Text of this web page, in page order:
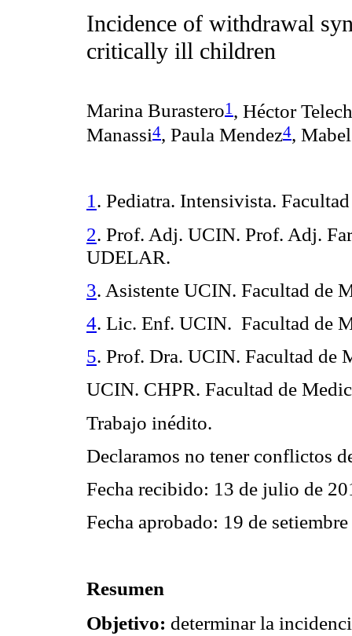
Incidence of withdrawal
critically ill children
Marina Burastero1 , Héctor
Manassi4, Paula Mendez4,
1 . Pediatra. Intensivista.
2. Prof. Adj. UCIN. Prof. Adj.
UDELAR.
3. Asistente UCIN. Facultad de
4. Lic. Enf. UCIN. Facultad de
5. Prof. Dra. UCIN. Facultad de
UCIN. CHPR. Facultad de
Trabajo inédito.
Declaramos no tener conflictos
Fecha recibido: 13 de julio de
Fecha aprobado: 19 de setiembre
Resumen
Objetivo: determinar la